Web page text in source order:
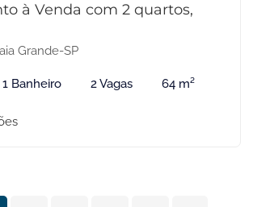
à Venda com 2 quartos,
Grande-SP
1 Banheiro 2 Vagas 64 m²